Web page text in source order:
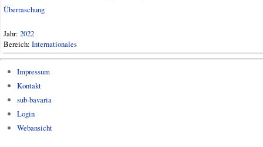
Überraschung
Jahr: 2022
Bereich: Internationales
Impressum
Kontakt
sub-bavaria
Login
Webansicht